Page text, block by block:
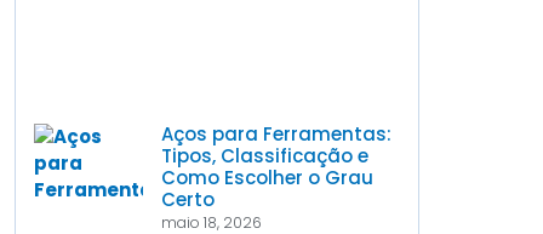
Aços para Ferramentas:
Tipos, Classificação e
Como Escolher o Grau
Certo
maio 18, 2026